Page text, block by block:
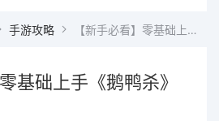
手游攻略 【新手必看】零基础上手《鹅鸭杀》全攻略
基础上手《鹅鸭杀》